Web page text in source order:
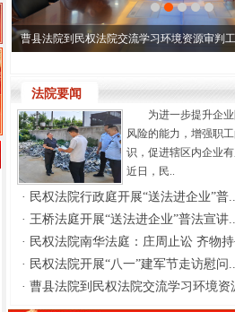
曹县法院到民权法院交流学习环境资源审判
法院要闻
为进一步提升企
风险的能力，增强职
识，促进辖区内企业
近日，民..
· 民权法院行政庭开展“送法进企业”普..
· 王桥法庭开展“送法进企业”普法宣讲..
· 民权法院南华法庭：庄周止讼 齐物
· 民权法院开展“八一”建军节走访慰问..
· 曹县法院到民权法院交流学习环境资